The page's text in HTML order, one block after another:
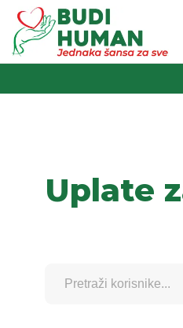
Uplate